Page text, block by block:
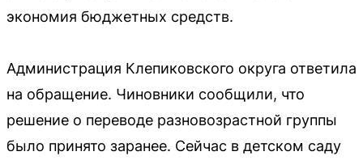
экономия бюджетных средств.
Администрация Клепиковского округа ответила
на обращение. Чиновники сообщили, что
решение о переводе разновозрастной группы
было принято заранее. Сейчас в детском саду